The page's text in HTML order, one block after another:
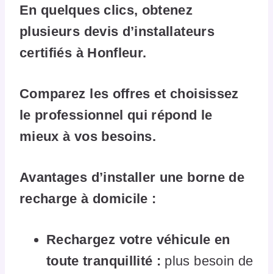
En quelques clics, obtenez
plusieurs devis d’installateurs
certifiés à Honfleur.
Comparez les offres et choisissez
le professionnel qui répond le
mieux à vos besoins.
Avantages d’installer une borne de
recharge à domicile :
Rechargez votre véhicule en
toute tranquillité : plus besoin de